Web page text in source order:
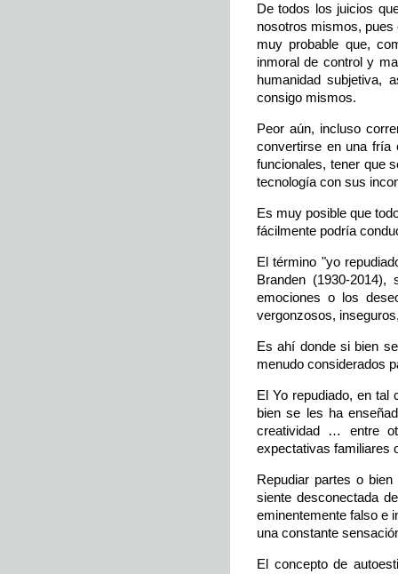
De todos los juicios
nosotros mismos, pues
muy probable que,
inmoral de control y
humanidad subjetiva,
consigo mismos.
Peor aún, incluso
convertirse en una fría
funcionales, tener que
tecnología con sus
Es muy posible que
fácilmente podría
El término "yo
Branden (1930-
emociones o los
vergonzosos,
Es ahí donde si bien
menudo considerados
El Yo repudiado, en tal
bien se les ha
creatividad … entre
expectativas familiares
Repudiar partes o
siente desconectada
eminentemente falso e
una constante
El concepto de